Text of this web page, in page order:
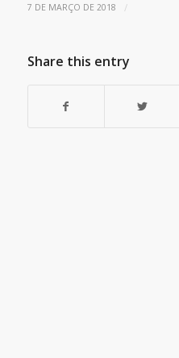
7 DE MARÇO DE 2018 /
Share this entry